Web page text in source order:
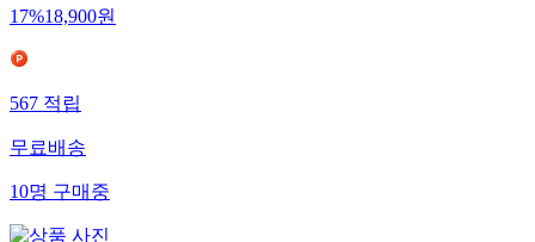
17%18,900원
567적립
무료배송
10명구매중